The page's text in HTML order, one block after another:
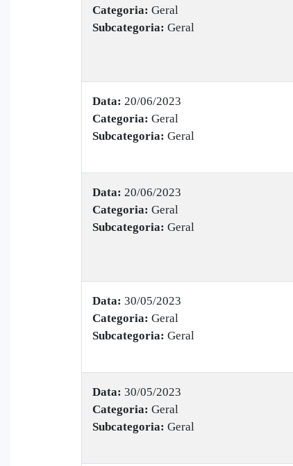
Categoria: Geral
Subcategoria: Geral
Data: 20/06/2023
Categoria: Geral
Subcategoria: Geral
Data: 20/06/2023
Categoria: Geral
Subcategoria: Geral
Data: 30/05/2023
Categoria: Geral
Subcategoria: Geral
Data: 30/05/2023
Categoria: Geral
Subcategoria: Geral